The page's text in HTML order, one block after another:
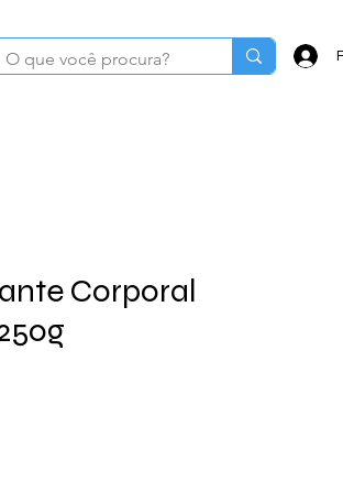
Corporal